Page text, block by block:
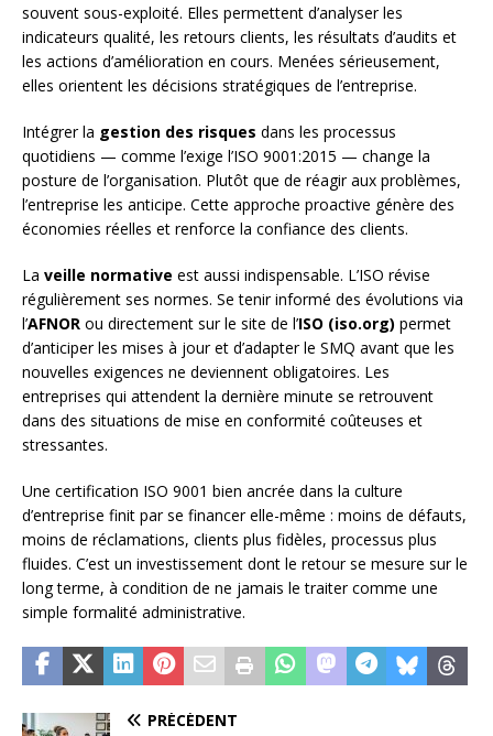
souvent sous-exploité. Elles permettent d’analyser les
indicateurs qualité, les retours clients, les résultats d’audits et
les actions d’amélioration en cours. Menées sérieusement,
elles orientent les décisions stratégiques de l’entreprise.
Intégrer la gestion des risques dans les processus
quotidiens — comme l’exige l’ISO 9001:2015 — change la
posture de l’organisation. Plutôt que de réagir aux problèmes,
l’entreprise les anticipe. Cette approche proactive génère des
économies réelles et renforce la confiance des clients.
La veille normative est aussi indispensable. L’ISO révise
régulièrement ses normes. Se tenir informé des évolutions via
l’AFNOR ou directement sur le site de l’ISO (iso.org) permet
d’anticiper les mises à jour et d’adapter le SMQ avant que les
nouvelles exigences ne deviennent obligatoires. Les
entreprises qui attendent la dernière minute se retrouvent
dans des situations de mise en conformité coûteuses et
stressantes.
Une certification ISO 9001 bien ancrée dans la culture
d’entreprise finit par se financer elle-même : moins de défauts,
moins de réclamations, clients plus fidèles, processus plus
fluides. C’est un investissement dont le retour se mesure sur le
long terme, à condition de ne jamais le traiter comme une
simple formalité administrative.
PRÉCÉDENT